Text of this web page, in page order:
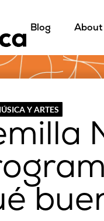
Blog About
Y ARTES